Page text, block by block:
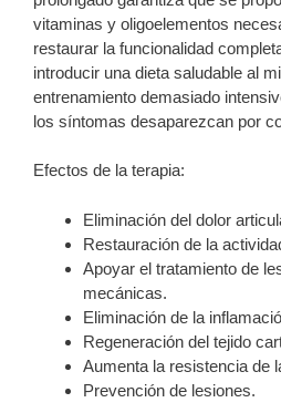
vitaminas y oligoelementos
restaurar la funcionalidad
introducir una dieta saludable al
entrenamiento demasiado
los síntomas desaparezcan por
Efectos de la terapia:
Eliminación del dolor
Restauración de la
Apoyar el tratamiento de
mecánicas.
Eliminación de la
Regeneración del tejido
Aumenta la resistencia de
Prevención de lesiones.